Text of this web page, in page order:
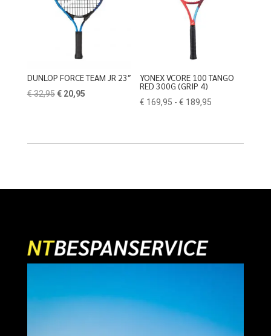
DUNLOP FORCE TEAM JR 23″
€32,95 Oorspronkelijke
€20,95Huidige
YONEX VCORE 100 TANGO
RED 300G (GRIP 4)
€ 169,95 - € 189,95